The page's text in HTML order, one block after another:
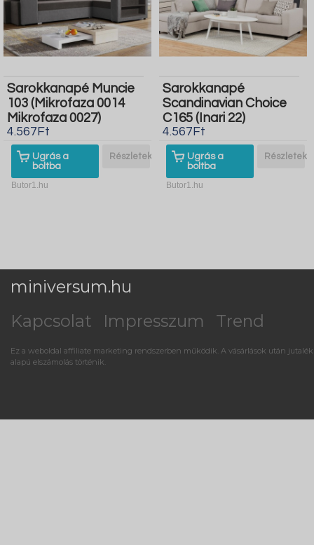
Sarokkanapé Muncie
103 (Mikrofaza 0014
Mikrofaza 0027)
4.567Ft
Ugrás a
boltba
Részletek
Butor1.hu
Sarokkanapé
Scandinavian Choice
C165 (Inari 22)
4.567Ft
Ugrás a
boltba
Részletek
Butor1.hu
miniversum.hu
Kapcsolat
Impresszum Trend
Ez a weboldal affiliate marketing rendszerben működik. A vásárlások után jutalék
alapú elszámolás történik.